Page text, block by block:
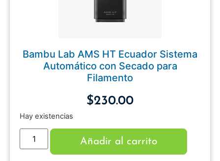
Bambu Lab AMS HT Ecuador Sistema
Automático con Secado para
Filamento
$230.00
Hay existencias
Añadir al carrito